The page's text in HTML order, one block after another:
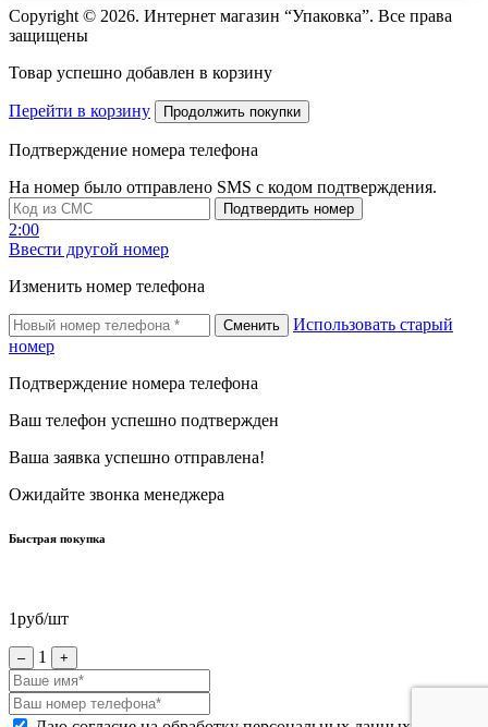
Copyright © 2026. Интернет магазин “Упаковка”. Все права
защищены
Товар успешно добавлен в корзину
Перейти в корзину Продолжить покупки
Подтверждение номера телефона
На номер было отправлено SMS с кодом подтверждения.
Подтвердить номер
2:00
Ввести другой номер
Изменить номер телефона
Сменить
Использовать старый
номер
Подтверждение номера телефона
Ваш телефон успешно подтвержден
Ваша заявка успешно отправлена!
Ожидайте звонка менеджера
Быстрая покупка
1руб/шт
– 1 +